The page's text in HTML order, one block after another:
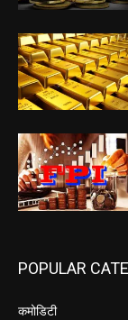
POPULAR
कमोडिटी